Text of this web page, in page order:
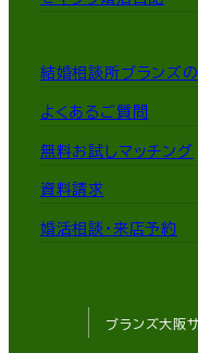
結婚相談所ブランズ
よくあるご質問
無料お試しマッチング
資料請求
婚活相談・来店予約
ブランズ大阪